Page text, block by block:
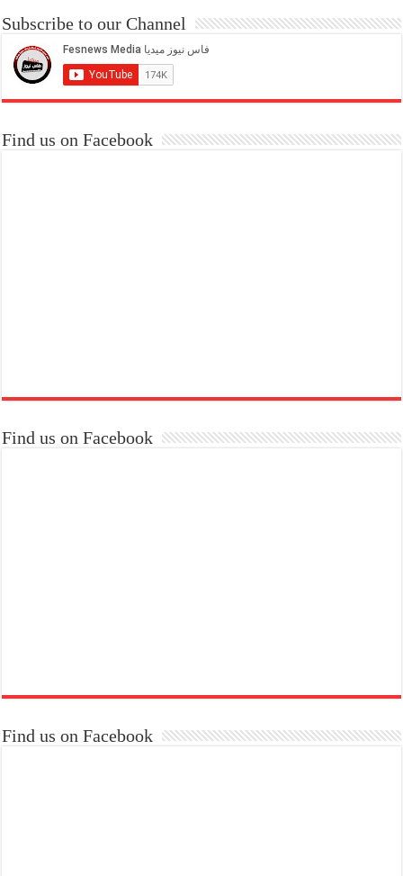
Subscribe to our Channel
Find us on Facebook
Find us on Facebook
Find us on Facebook